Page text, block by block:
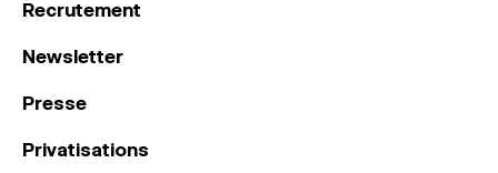
Recrutement
Newsletter
Presse
Privatisations